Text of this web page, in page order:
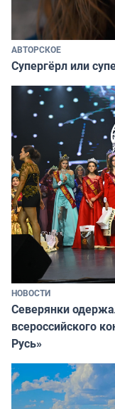
АВТОРСКОЕ
Супергёрл или
НОВОСТИ
Северянки
всероссийского
Русь»